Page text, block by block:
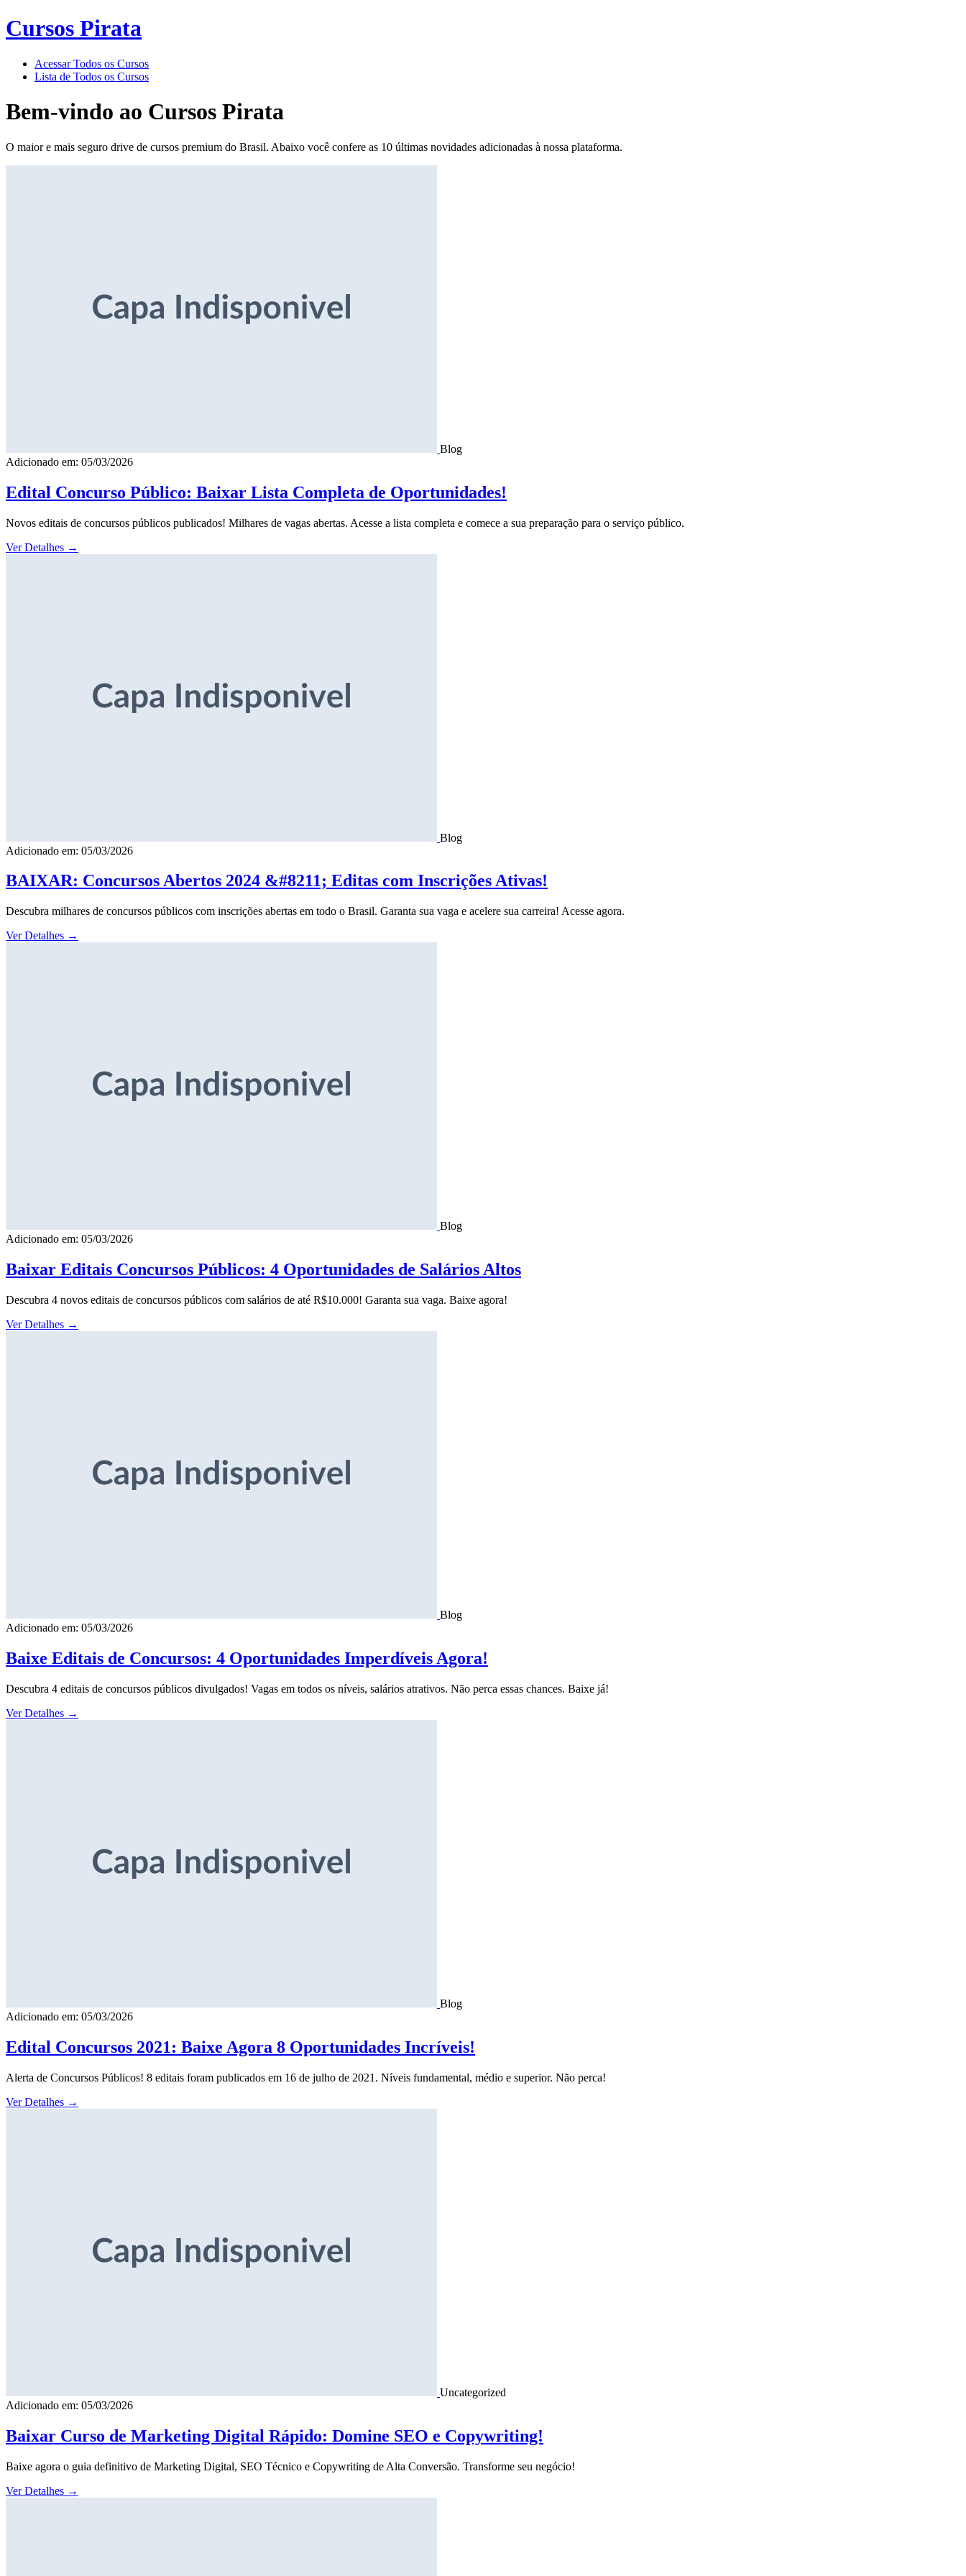
Cursos Pirata
Acessar Todos os Cursos
Lista de Todos os Cursos
Bem-vindo ao Cursos Pirata
O maior e mais seguro drive de cursos premium do Brasil. Abaixo você confere as 10 últimas novidades adicionadas à nossa plataforma.
Blog
Adicionado em: 05/03/2026
Edital Concurso Público: Baixar Lista Completa de Oportunidades!
Novos editais de concursos públicos publicados! Milhares de vagas abertas. Acesse a lista completa e comece a sua preparação para o serviço público.
Ver Detalhes →
Blog
Adicionado em: 05/03/2026
BAIXAR: Concursos Abertos 2024 &#8211; Editas com Inscrições Ativas!
Descubra milhares de concursos públicos com inscrições abertas em todo o Brasil. Garanta sua vaga e acelere sua carreira! Acesse agora.
Ver Detalhes →
Blog
Adicionado em: 05/03/2026
Baixar Editais Concursos Públicos: 4 Oportunidades de Salários Altos
Descubra 4 novos editais de concursos públicos com salários de até R$10.000! Garanta sua vaga. Baixe agora!
Ver Detalhes →
Blog
Adicionado em: 05/03/2026
Baixe Editais de Concursos: 4 Oportunidades Imperdíveis Agora!
Descubra 4 editais de concursos públicos divulgados! Vagas em todos os níveis, salários atrativos. Não perca essas chances. Baixe já!
Ver Detalhes →
Blog
Adicionado em: 05/03/2026
Edital Concursos 2021: Baixe Agora 8 Oportunidades Incríveis!
Alerta de Concursos Públicos! 8 editais foram publicados em 16 de julho de 2021. Níveis fundamental, médio e superior. Não perca!
Ver Detalhes →
Uncategorized
Adicionado em: 05/03/2026
Baixar Curso de Marketing Digital Rápido: Domine SEO e Copywriting!
Baixe agora o guia definitivo de Marketing Digital, SEO Técnico e Copywriting de Alta Conversão. Transforme seu negócio!
Ver Detalhes →